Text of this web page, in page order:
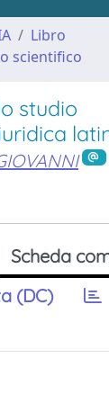
Libro
scientifico
studio
Scheda
(DC)